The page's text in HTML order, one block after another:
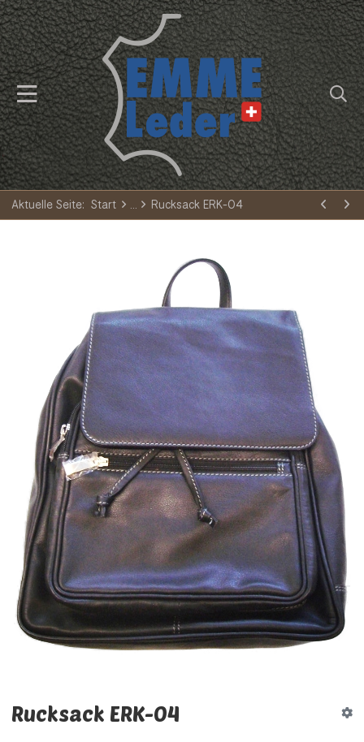
Aktuelle Seite: Start Rucksack ERK-04
Rucksack ERK-04